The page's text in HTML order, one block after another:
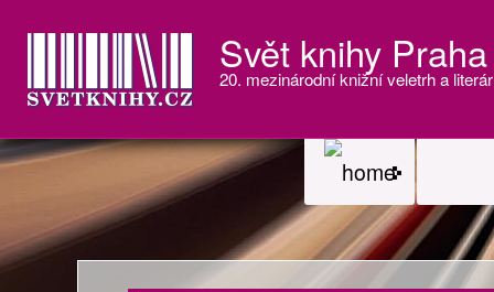
Svět knihy
20. mezinárodní knižní veletrh a